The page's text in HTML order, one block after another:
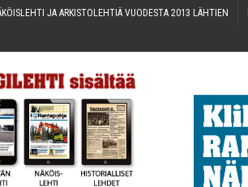
JA ARKIS­TO­LEH­TIÄ VUO­DES­TA 2013 LÄHTIEN